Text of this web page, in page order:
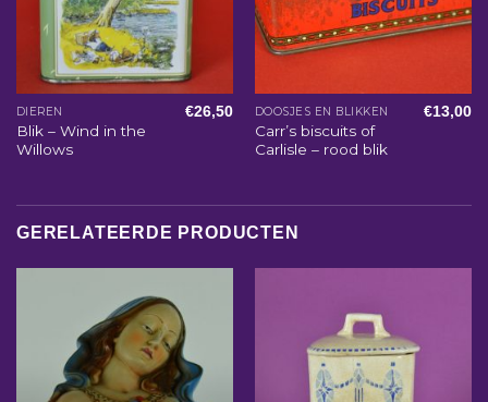
DIEREN
Blik – Wind in the
Willows
€26,50 DOOSJES EN BLIKKEN
Carr’s biscuits of
Carlisle – rood blik
€13,00
GERELATEERDE PRODUCTEN